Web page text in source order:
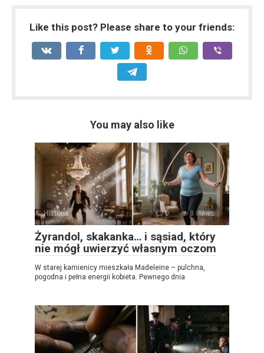
Like this post? Please share to your friends:
You may also like
Historia 0 8 views
Żyrandol, skakanka… i sąsiad, który
nie mógł uwierzyć własnym oczom
W starej kamienicy mieszkała Madeleine – pulchna,
pogodna i pełna energii kobieta. Pewnego dnia